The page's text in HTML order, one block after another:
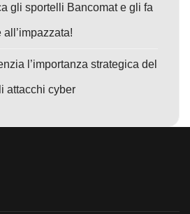
gli sportelli Bancomat e gli fa
l’importanza strategica del
attacchi cyber